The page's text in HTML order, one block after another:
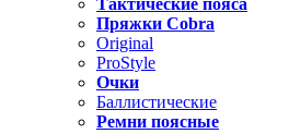
Тактические пояса
Пряжки Cobra
Original
ProStyle
Очки
Баллистические
Ремни поясные